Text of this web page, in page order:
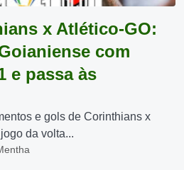
x Atlético-GO:
com
e passa às
e gols de Corinthians x
da volta...